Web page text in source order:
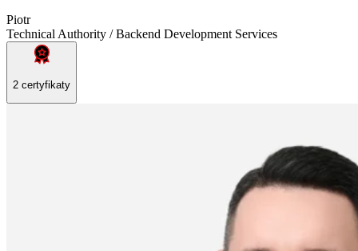
Piotr
Technical Authority / Backend Development Services
2 certyfikaty